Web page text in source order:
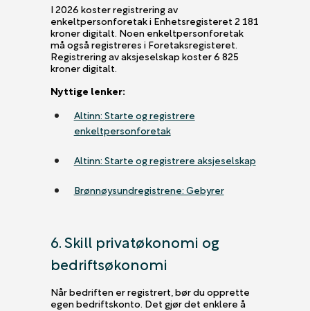
I 2026 koster registrering av
enkeltpersonforetak i Enhetsregisteret 2 181
kroner digitalt. Noen enkeltpersonforetak
må også registreres i Foretaksregisteret.
Registrering av aksjeselskap koster 6 825
kroner digitalt.
Nyttige lenker:
Altinn: Starte og registrere
enkeltpersonforetak
Altinn: Starte og registrere aksjeselskap
Brønnøysundregistrene: Gebyrer
6. Skill privatøkonomi og
bedriftsøkonomi
Når bedriften er registrert, bør du opprette
egen bedriftskonto. Det gjør det enklere å